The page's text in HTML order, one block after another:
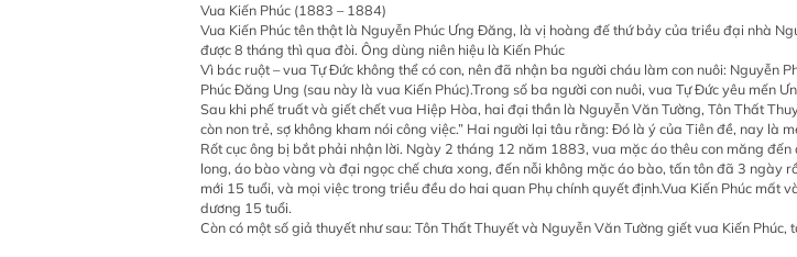
Vua Kiến Phúc (1883 – 1884)
Vua Kiến Phúc tên thật là Nguyễn Phúc Ưng Đăng, là vị hoàng đế thứ bảy của triều đại nhà
được 8 tháng thì qua đòi. Ông dùng niên hiệu là Kiến Phúc
Vì bác ruột – vua Tự Đức không thể có con, nên đã nhận ba người cháu làm con nuôi: Nguyễn
Phúc Đăng Ung (sau này là vua Kiến Phúc).Trong số ba người con nuôi, vua Tự Đức yêu mến
Sau khi phế truất và giết chết vua Hiệp Hòa, hai đại thần là Nguyễn Văn Tường, Tôn Thất
còn non trẻ, sợ không kham nói công việc.” Hai người lại tâu rằng: Đó là ý của Tiên đề, nay là
Rốt cục ông bị bắt phải nhận lời. Ngày 2 tháng 12 năm 1883, vua mặc áo thêu con măng
long, áo bào vàng và đại ngọc chế chưa xong, đến nỗi không mặc áo bào, tấn tôn đã 3 ngày
mới 15 tuổi, và mọi việc trong triều đều do hai quan Phụ chính quyết định.Vua Kiến Phúc
dương 15 tuổi.
Còn có một số giả thuyết như sau: Tôn Thất Thuyết và Nguyễn Văn Tường giết vua Kiến